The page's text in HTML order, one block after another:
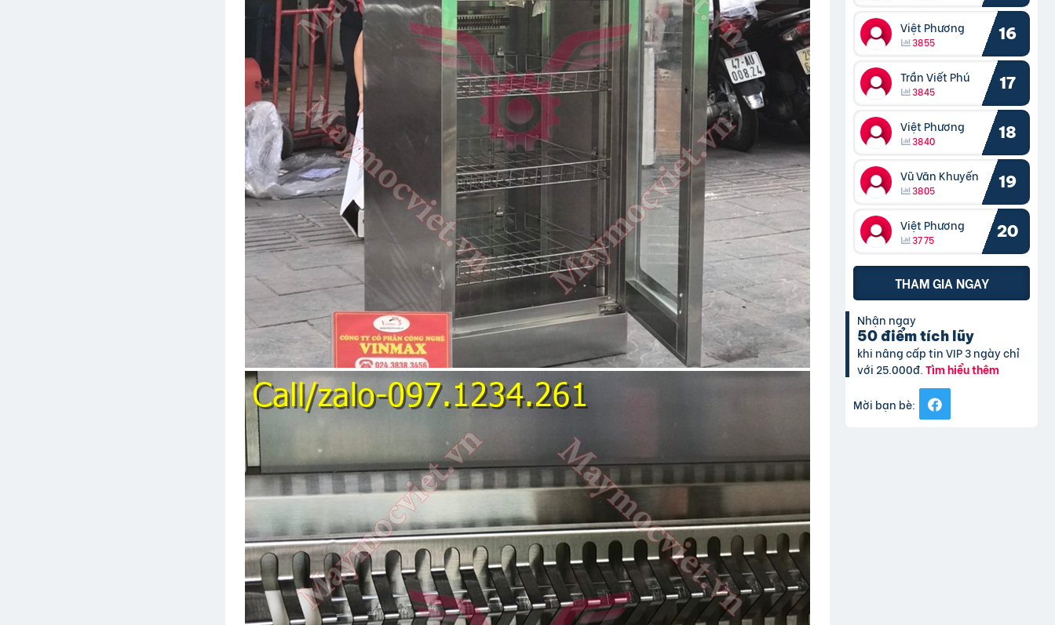
Việt Phương
3855 16
Trần Viết Phú
3845 17
Việt Phương
3840 18
Vũ Văn Khuyến
3805 19
Việt Phương
3775 20
THAM GIA NGAY
Nhận ngay
50 điểm tích lũy
khi nâng cấp tin VIP 3 ngày chỉ
với 25.000đ.Tìm hiểu thêm
Mời bạn bè: